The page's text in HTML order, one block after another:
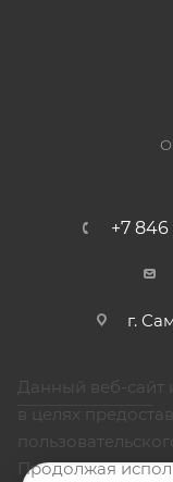
+7 846
г.
Данный веб-сайт
в целях
Продолжая